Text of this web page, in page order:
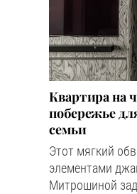
Квартира на
побережье
семьи
Этот мягкий
элементами
Митрошиной